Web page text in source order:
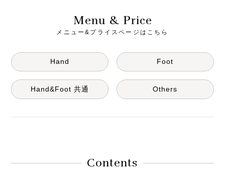
Menu & Price
メニュー&プライスページはこちら
Hand Foot
Hand&Foot 共通 Others
Contents